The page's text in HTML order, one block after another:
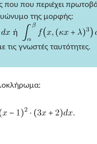
που περιέχει
της μορφής:
τις γνωστές ταυτότητες.